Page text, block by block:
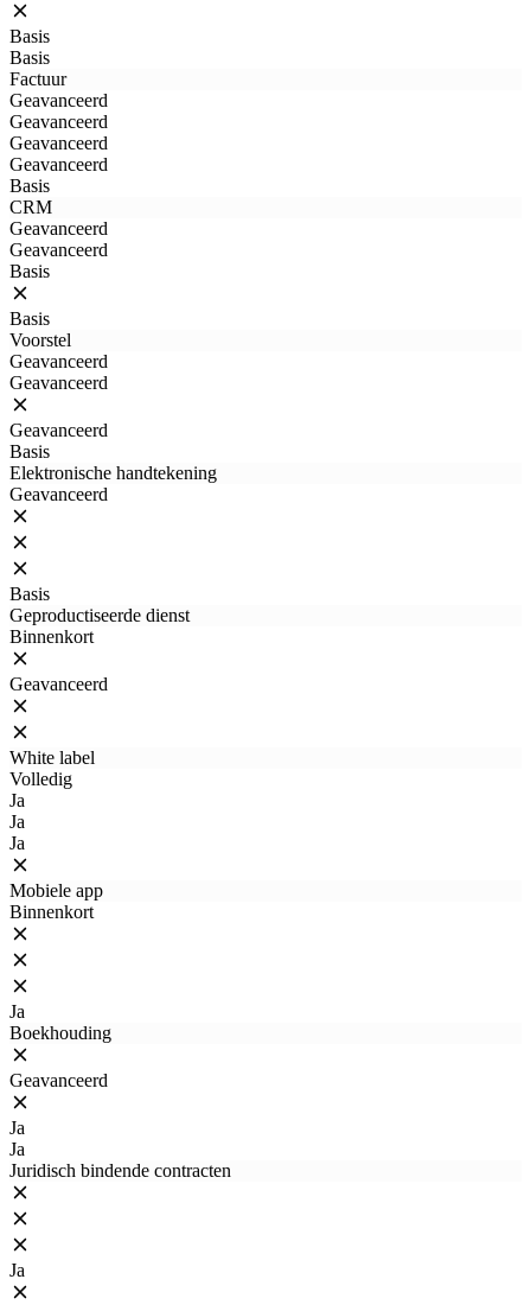
Basis
Basis
Factuur
Geavanceerd
Geavanceerd
Geavanceerd
Geavanceerd
Basis
CRM
Geavanceerd
Geavanceerd
Basis
Basis
Voorstel
Geavanceerd
Geavanceerd
Geavanceerd
Basis
Elektronische handtekening
Geavanceerd
Basis
Geproductiseerde dienst
Binnenkort
Geavanceerd
White label
Volledig
Ja
Ja
Ja
Mobiele app
Binnenkort
Ja
Boekhouding
Geavanceerd
Ja
Ja
Juridisch bindende contracten
Ja